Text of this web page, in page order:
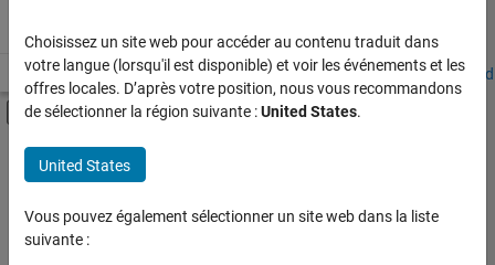
Accueil Explorer nos opportunités Adresses de nos bureaux
Activer/désactiver l'affichage du menu
Contenu principal
FILTRER PAR
Support avancé
Technologies de l’information
Gestion des programmes
Choisissez un site web pour accéder au contenu traduit dans
votre langue (lorsqu'il est disponible) et voir les événements et les
offres locales. D’après votre position, nous vous recommandons
de sélectionner la région suivante :United States.
United States
Vous pouvez également sélectionner un site web dans la liste
suivante :